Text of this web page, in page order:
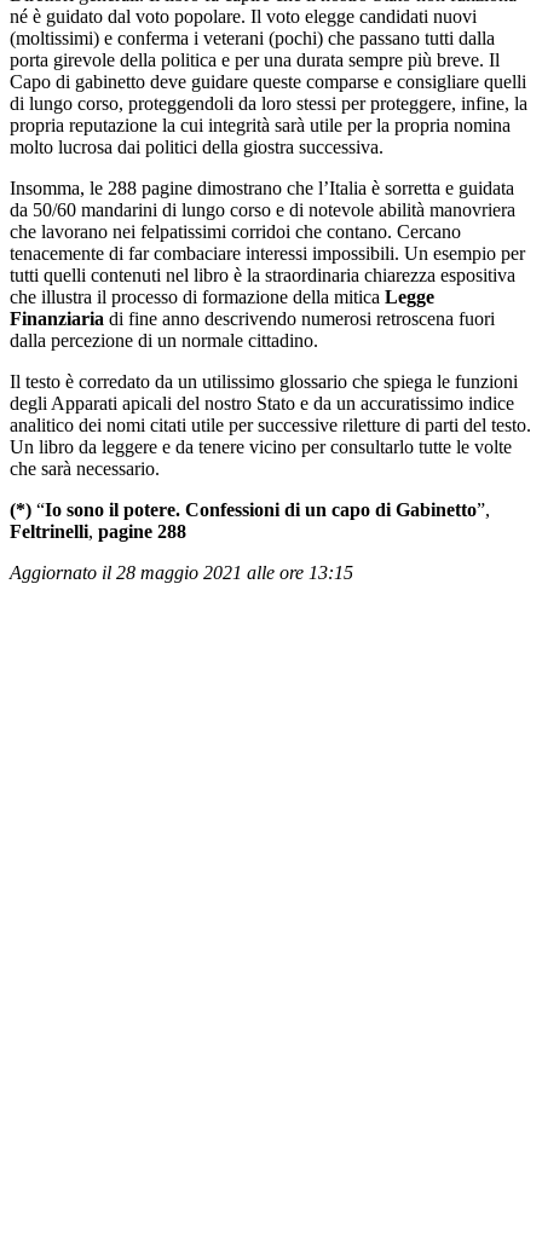
né è guidato dal voto popolare. Il voto elegge candidati nuovi
(moltissimi) e conferma i veterani (pochi) che passano tutti dalla
porta girevole della politica e per una durata sempre più breve. Il
Capo di gabinetto deve guidare queste comparse e consigliare quelli
di lungo corso, proteggendoli da loro stessi per proteggere, infine, la
propria reputazione la cui integrità sarà utile per la propria nomina
molto lucrosa dai politici della giostra successiva.
Insomma, le 288 pagine dimostrano che l’Italia è sorretta e guidata
da 50/60 mandarini di lungo corso e di notevole abilità manovriera
che lavorano nei felpatissimi corridoi che contano. Cercano
tenacemente di far combaciare interessi impossibili. Un esempio per
tutti quelli contenuti nel libro è la straordinaria chiarezza espositiva
che illustra il processo di formazione della mitica Legge
Finanziaria di fine anno descrivendo numerosi retroscena fuori
dalla percezione di un normale cittadino.
Il testo è corredato da un utilissimo glossario che spiega le funzioni
degli Apparati apicali del nostro Stato e da un accuratissimo indice
analitico dei nomi citati utile per successive riletture di parti del testo.
Un libro da leggere e da tenere vicino per consultarlo tutte le volte
che sarà necessario.
(*) “Io sono il potere. Confessioni di un capo di Gabinetto”,
Feltrinelli, pagine 288
Aggiornato il 28 maggio 2021 alle ore 13:15